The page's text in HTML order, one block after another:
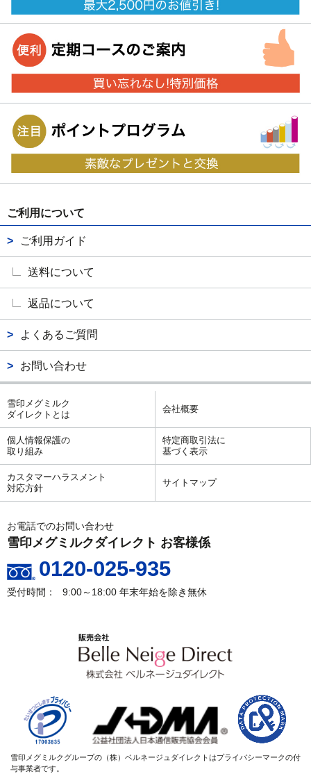
ご利用について
ご利用ガイド
送料について
返品について
よくあるご質問
お問い合わせ
雪印メグミルク
ダイレクトとは
会社概要
個人情報保護の
取り組み
特定商取引法に
基づく表示
カスタマーハラスメント
対応方針
サイトマップ
お電話でのお問い合わせ
雪印メグミルクダイレクト お客様係
0120-025-935
9:00～18:00 年末年始を除き無休
雪印メグミルクグループの（株）ベルネージュダイレクトはプライバシーマークの付
与事業者です。